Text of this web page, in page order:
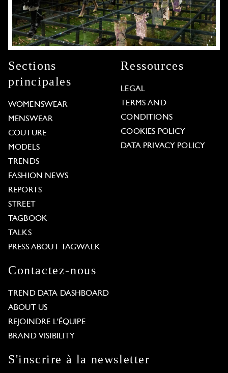
Sections
principales
WOMENSWEAR
MENSWEAR
COUTURE
MODELS
TRENDS
FASHION NEWS
REPORTS
STREET
TAGBOOK
TALKS
PRESS ABOUT TAGWALK
Ressources
LEGAL
TERMS AND
CONDITIONS
COOKIES POLICY
DATA PRIVACY POLICY
Contactez-nous
TREND DATA DASHBOARD
ABOUT US
REJOINDRE L'ÉQUIPE
BRAND VISIBILITY
S'inscrire à la newsletter